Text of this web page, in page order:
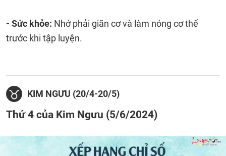
- Sức khỏe: Nhớ phải giãn cơ và làm nóng cơ thể
trước khi tập luyện.
KIM NGƯU (20/4-20/5)
Thứ 4 của Kim Ngưu (5/6/2024)